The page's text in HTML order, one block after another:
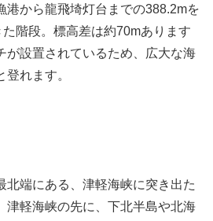
港から龍飛埼灯台までの388.2mを
階段。標高差は約70mあります
が設置されているため、広大な海
登れます。
北端にある、津軽海峡に突き出た
津軽海峡の先に、下北半島や北海